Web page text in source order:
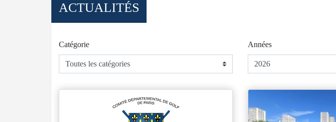
ACTUALITÉS
Catégorie Années